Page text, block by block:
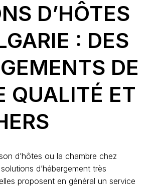
D’HÔTES
: DES
DE
QUALITÉ ET
d’hôtes ou la chambre chez
d’hébergement très
proposent en général un service